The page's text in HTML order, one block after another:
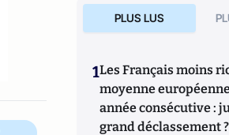
PLUS LUS
1Les Français moins
moyenne
année consécutive :
grand déclassement ?